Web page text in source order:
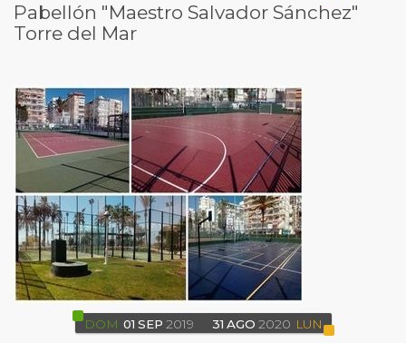
Pabellón "Maestro Salvador Sánchez"
Torre del Mar
DOM 01 SEP 2019 31 AGO 2020 LUN